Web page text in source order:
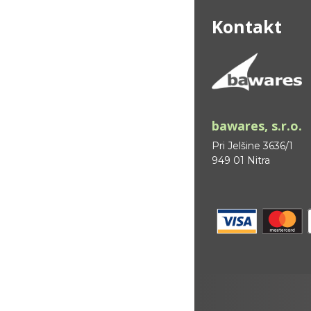
Kontakt
bawares, s.r.o.
Pri Jelšine 3636/1
949 01 Nitra